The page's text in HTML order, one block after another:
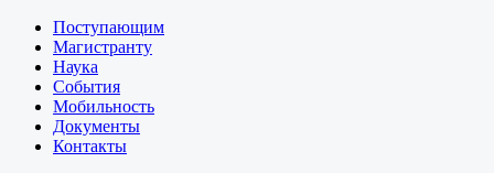
Поступающим
Магистранту
Наука
События
Мобильность
Документы
Контакты